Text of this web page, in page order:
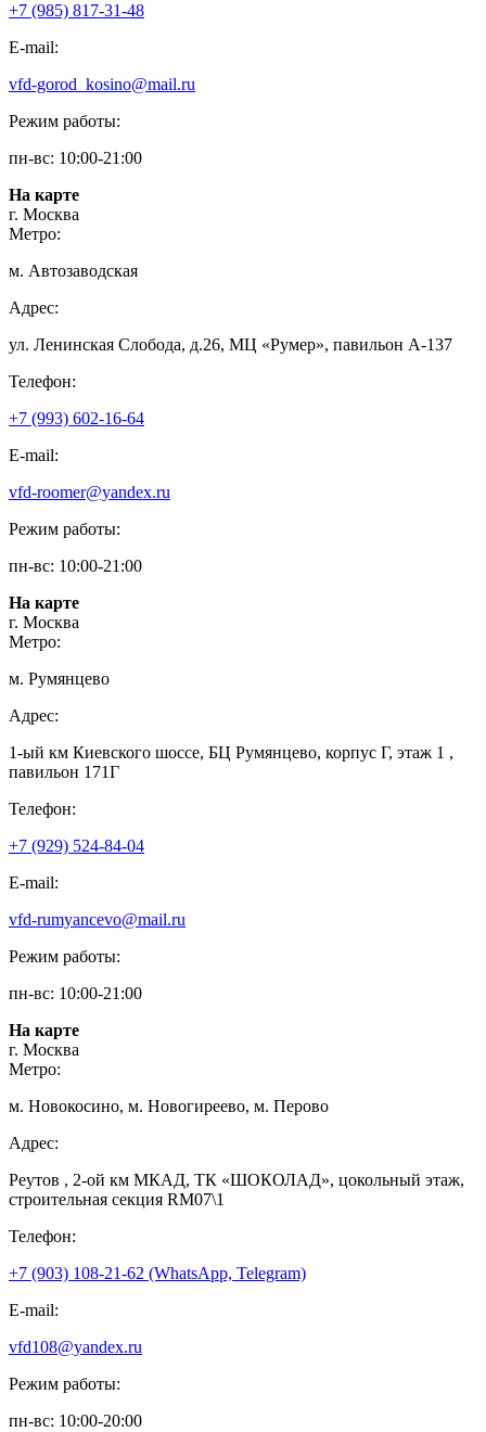
+7 (985) 817-31-48
E-mail:
vfd-gorod_kosino@mail.ru
Режим работы:
пн-вс: 10:00-21:00
На карте
г. Москва
Метро:
м. Автозаводская
Адрес:
ул. Ленинская Слобода, д.26, МЦ «Румер», павильон А-137
Телефон:
+7 (993) 602-16-64
E-mail:
vfd-roomer@yandex.ru
Режим работы:
пн-вс: 10:00-21:00
На карте
г. Москва
Метро:
м. Румянцево
Адрес:
1-ый км Киевского шоссе, БЦ Румянцево, корпус Г, этаж 1 ,
павильон 171Г
Телефон:
+7 (929) 524-84-04
E-mail:
vfd-rumyancevo@mail.ru
Режим работы:
пн-вс: 10:00-21:00
На карте
г. Москва
Метро:
м. Новокосино, м. Новогиреево, м. Перово
Адрес:
Реутов , 2-ой км МКАД, ТК «ШОКОЛАД», цокольный этаж,
строительная секция RM07\1
Телефон:
+7 (903) 108-21-62 (WhatsApp, Telegram)
E-mail:
vfd108@yandex.ru
Режим работы:
пн-вс: 10:00-20:00